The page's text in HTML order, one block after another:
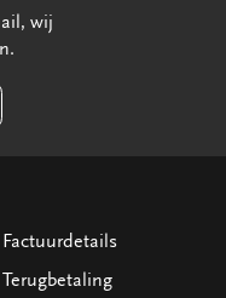
wij
Factuurdetails
Terugbetaling